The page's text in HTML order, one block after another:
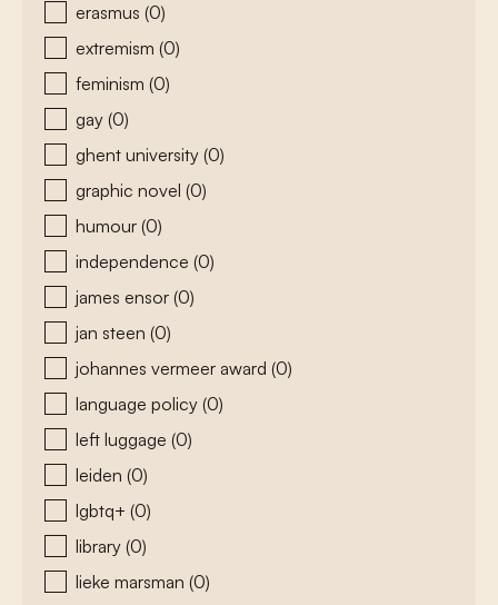
erasmus (0)
extremism (0)
feminism (0)
gay (0)
ghent university (0)
graphic novel (0)
humour (0)
independence (0)
james ensor (0)
jan steen (0)
johannes vermeer award (0)
language policy (0)
left luggage (0)
leiden (0)
lgbtq+ (0)
library (0)
lieke marsman (0)